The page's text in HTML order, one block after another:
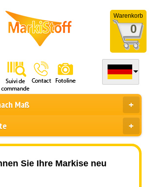
Warenkorb
0
Maß
Sie Ihre Markise neu